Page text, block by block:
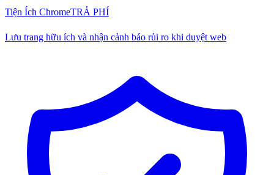
Tiện Ích ChromeTRẢ PHÍ
Lưu trang hữu ích và nhận cảnh báo rủi ro khi duyệt web